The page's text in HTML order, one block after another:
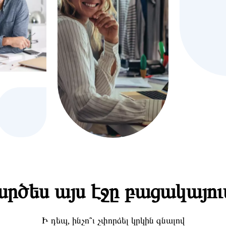
այս էջը
Ի դեպ, ինչո՞ւ չփորձել կրկին գնալով